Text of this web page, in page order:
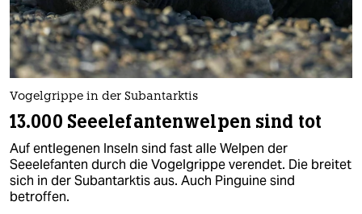
nord
wahrheit
verlag
verlag
veranstaltungen
shop
Vogelgrippe in der Subantarktis
13.000 Seeelefantenwelpen sind tot
Auf entlegenen Inseln sind fast alle Welpen der
Seeelefanten durch die Vogelgrippe verendet. Die breitet
sich in der Subantarktis aus. Auch Pinguine sind
betroffen.